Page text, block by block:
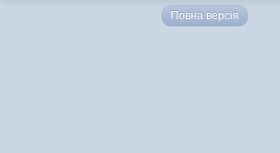
Повна версія